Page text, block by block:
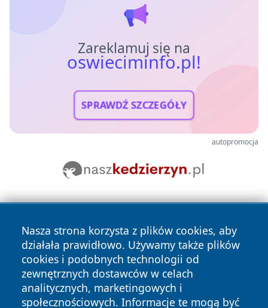
Zareklamuj się na
oswieciminfo.pl!
SPRAWDŹ SZCZEGÓŁY
autopromocja
Nasza strona korzysta z plików cookies, aby
działała prawidłowo. Używamy także plików
cookies i podobnych technologii od
zewnętrznych dostawców w celach
analitycznych, marketingowych i
społecznościowych. Informacje te mogą być
Copyright © 2026 oswieciminfo.pl Wszystkie prawa
zastrzeżone.